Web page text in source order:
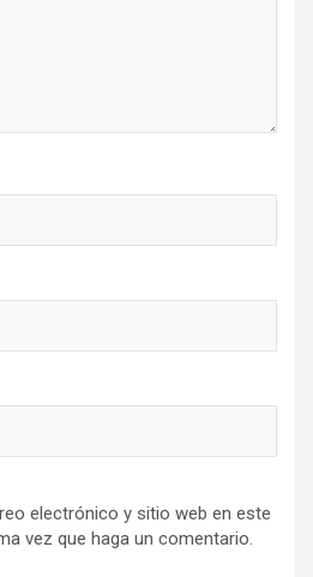
electrónico y sitio web en este
vez que haga un comentario.